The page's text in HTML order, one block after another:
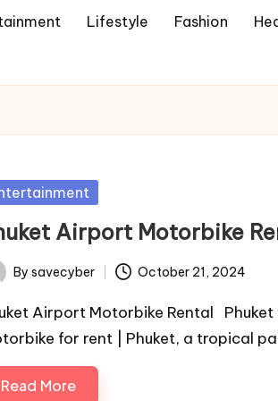
Lifestyle Fashion
Airport Motorbike
By savecyber October 21, 2024
Airport Motorbike Rental
for rent | Phuket, a tropical
Read More